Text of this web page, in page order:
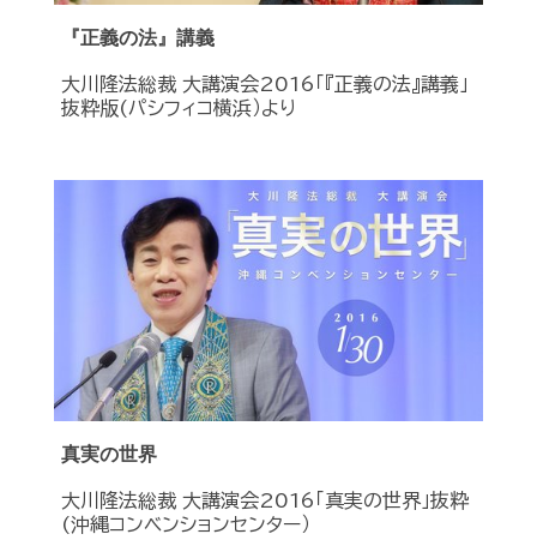
『正義の法』講義
大川隆法総裁 大講演会2016「『正義の法』講義」
抜粋版(パシフィコ横浜）より
真実の世界
大川隆法総裁 大講演会2016「真実の世界」抜粋
(沖縄コンベンションセンター）